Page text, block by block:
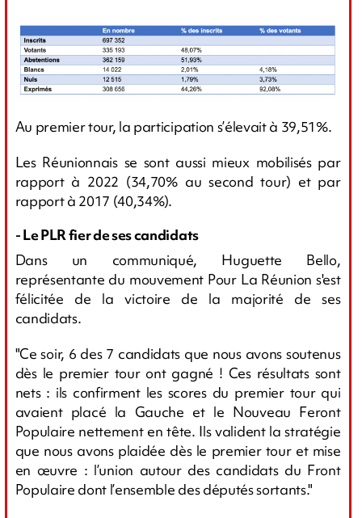
Au premier tour, la participation s’élevait à 39,51%.
Les Réunionnais se sont aussi mieux mobilisés par
rapport à 2022 (34,70% au second tour) et par
rapport à 2017 (40,34%).
- Le PLR fier de ses candidats
Dans un communiqué, Huguette Bello,
représentante du mouvement Pour La Réunion s'est
félicitée de la victoire de la majorité de ses
candidats.
"Ce soir, 6 des 7 candidats que nous avons soutenus
dès le premier tour ont gagné ! Ces résultats sont
nets : ils confirment les scores du premier tour qui
avaient placé la Gauche et le Nouveau Feront
Populaire nettement en tête. Ils valident la stratégie
que nous avons plaidée dès le premier tour et mise
en œuvre : l’union autour des candidats du Front
Populaire dont l’ensemble des députés sortants."